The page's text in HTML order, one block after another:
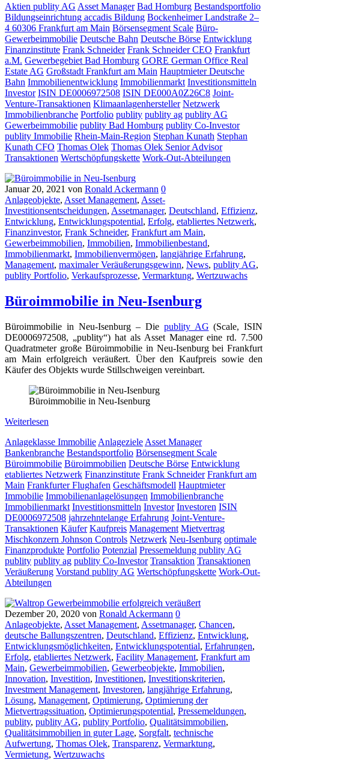
Aktien publity AG Asset Manager Bad Homburg Bestandsportfolio
Bildungseinrichtung accadis Bildung Bockenheimer Landstraße 2–
4 60306 Frankfurt am Main Börsensegment Scale Büro-
Gewerbeimmobilie Deutsche Bahn Deutsche Börse Entwicklung
Finanzinstitute Frank Schneider Frank Schneider CEO Frankfurt
a.M. Gewerbegebiet Bad Homburg GORE German Office Real
Estate AG Großstadt Frankfurt am Main Hauptmieter Deutsche
Bahn Immobilienentwicklung Immobilienmarkt Investitionsmitteln
Investor ISIN DE0006972508 ISIN DE000A0Z26C8 Joint-
Venture-Transaktionen Klimaanlagenhersteller Netzwerk
Immobilienbranche Portfolio publity publity ag publity AG
Gewerbeimmobilie publity Bad Homburg publity Co-Investor
publity Immobilie Rhein-Main-Region Stephan Kunath Stephan
Kunath CFO Thomas Olek Thomas Olek Senior Advisor
Transaktionen Wertschöpfungskette Work-Out-Abteilungen
Januar 20, 2021 von Ronald Ackermann 0
Anlageobjekte, Asset Management, Asset-
Investitionsentscheidungen, Assetmanager, Deutschland, Effizienz,
Entwicklung, Entwicklungspotential, Erfolg, etabliertes Netzwerk,
Finanzinvestor, Frank Schneider, Frankfurt am Main,
Gewerbeimmobilien, Immobilien, Immobilienbestand,
Immobilienmarkt, Immobilienvermögen, langjährige Erfahrung,
Management, maximaler Veräußerungsgewinn, News, publity AG,
publity Portfolio, Verkaufsprozesse, Vermarktung, Wertzuwachs
Büroimmobilie in Neu-Isenburg
Büroimmobilie in Neu-Isenburg – Die publity AG (Scale, ISIN
DE0006972508, „publity“) hat als Asset Manager eine rd. 7.500
Quadratmeter große Büroimmobilie in Neu-Isenburg bei Frankfurt
am Main erfolgreich veräußert. Über den Kaufpreis sowie den
Käufer des Objekts wurde Stillschweigen vereinbart.
Büroimmobilie in Neu-Isenburg
Weiterlesen
Anlageklasse Immobilie Anlageziele Asset Manager
Bankenbranche Bestandsportfolio Börsensegment Scale
Büroimmobilie Büroimmobilien Deutsche Börse Entwicklung
etabliertes Netzwerk Finanzinstitute Frank Schneider Frankfurt am
Main Frankfurter Flughafen Geschäftsmodell Hauptmieter
Immobilie Immobilienanlagelösungen Immobilienbranche
Immobilienmarkt Investitionsmitteln Investor Investoren ISIN
DE0006972508 jahrzehntelange Erfahrung Joint-Venture-
Transaktionen Käufer Kaufpreis Management Mietvertrag
Mischkonzern Johnson Controls Netzwerk Neu-Isenburg optimale
Finanzprodukte Portfolio Potenzial Pressemeldung publity AG
publity publity ag publity Co-Investor Transaktion Transaktionen
Veräußerung Vorstand publity AG Wertschöpfungskette Work-Out-
Abteilungen
Dezember 20, 2020 von Ronald Ackermann 0
Anlageobjekte, Asset Management, Assetmanager, Chancen,
deutsche Ballungszentren, Deutschland, Effizienz, Entwicklung,
Entwicklungsmöglichkeiten, Entwicklungspotential, Erfahrungen,
Erfolg, etabliertes Netzwerk, Facility Management, Frankfurt am
Main, Gewerbeimmobilien, Gewerbeobjekte, Immobilien,
Innovation, Investition, Investitionen, Investitionskriterien,
Investment Management, Investoren, langjährige Erfahrung,
Lösung, Management, Optimierung, Optimierung der
Mietvertragssituation, Optimierungspotential, Pressemeldungen,
publity, publity AG, publity Portfolio, Qualitätsimmobilien,
Qualitätsimmobilien in guter Lage, Sorgfalt, technische
Aufwertung, Thomas Olek, Transparenz, Vermarktung,
Vermietung, Wertzuwachs